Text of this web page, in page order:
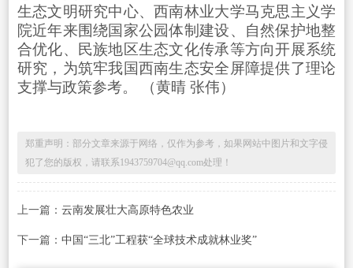
生态文明研究中心、西南林业大学马克思主义学
院近年来围绕国家公园体制建设、自然保护地整
合优化、民族地区生态文化传承等方向开展系统
研究，为筑牢我国西南生态安全屏障提供了理论
支撑与政策参考。 （黄晴 张伟）
郑重声明：部分文章来源于网络，仅作为参考，如果网站中图片和文字侵
犯了您的版权，请联系1943759704@qq.com处理！
上一篇： 云南发展壮大高原特色农业
下一篇： 中国“三北”工程获“全球技术成就林业奖”